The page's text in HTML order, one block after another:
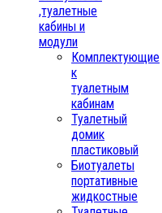
,туалетные
кабины и
модули
Комплектующие
к
туалетным
кабинам
Туалетный
домик
пластиковый
Биотуалеты
портативные
жидкостные